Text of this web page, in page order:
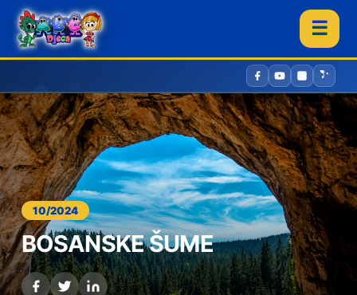
☰
10/2024
BOSANSKE ŠUME